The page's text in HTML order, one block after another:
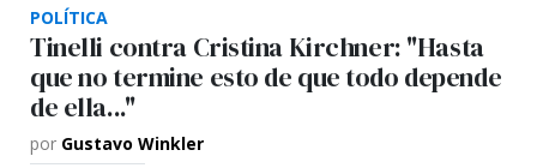
POLÍTICA
Tinelli contra Cristina Kirchner: "Hasta
que no termine esto de que todo depende
de ella..."
por Gustavo Winkler